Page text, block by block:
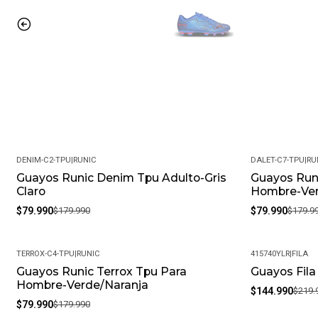
-56%
DENIM-C2-TPU|RUNIC
Guayos Runic Denim Tpu Adulto-Gris
Claro
$79.990$179.990
-56%
DALET-C7-TPU|
Guayos
Hombre-
$79.990
-56%
TERROX-C4-TPU|RUNIC
Guayos Runic Terrox Tpu Para
Hombre-Verde/Naranja
$79.990$179.990
-34%
415740YLR|FILA
Guayos
$144.990